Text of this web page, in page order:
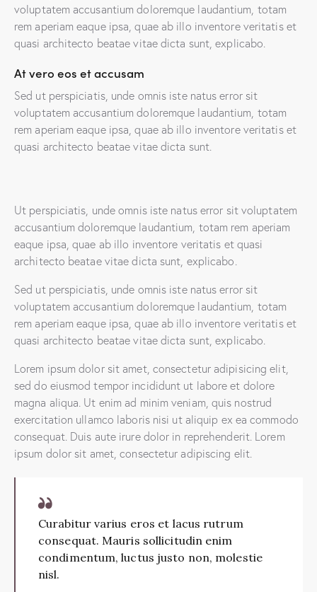
voluptatem accusantium doloremque laudantium, totam
rem aperiam eaque ipsa, quae ab illo inventore veritatis et
quasi architecto beatae vitae dicta sunt, explicabo.
At vero eos et accusam
Sed ut perspiciatis, unde omnis iste natus error sit
voluptatem accusantium doloremque laudantium, totam
rem aperiam eaque ipsa, quae ab illo inventore veritatis et
quasi architecto beatae vitae dicta sunt.
Ut perspiciatis, unde omnis iste natus error sit voluptatem
accusantium doloremque laudantium, totam rem aperiam
eaque ipsa, quae ab illo inventore veritatis et quasi
architecto beatae vitae dicta sunt, explicabo.
Sed ut perspiciatis, unde omnis iste natus error sit
voluptatem accusantium doloremque laudantium, totam
rem aperiam eaque ipsa, quae ab illo inventore veritatis et
quasi architecto beatae vitae dicta sunt, explicabo.
Lorem ipsum dolor sit amet, consectetur adipisicing elit,
sed do eiusmod tempor incididunt ut labore et dolore
magna aliqua. Ut enim ad minim veniam, quis nostrud
exercitation ullamco laboris nisi ut aliquip ex ea commodo
consequat. Duis aute irure dolor in reprehenderit. Lorem
ipsum dolor sit amet, consectetur adipiscing elit.
Curabitur varius eros et lacus rutrum
consequat. Mauris sollicitudin enim
condimentum, luctus justo non, molestie
nisl.